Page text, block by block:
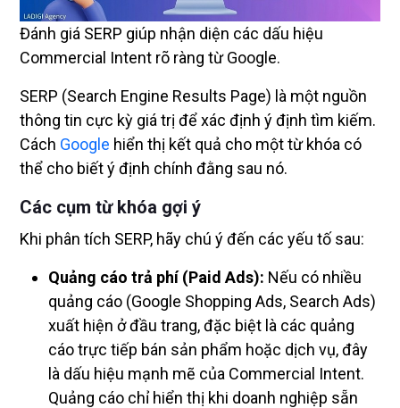
Đánh giá SERP giúp nhận diện các dấu hiệu
Commercial Intent rõ ràng từ Google.
SERP (Search Engine Results Page) là một nguồn
thông tin cực kỳ giá trị để xác định ý định tìm kiếm.
Cách Google hiển thị kết quả cho một từ khóa có
thể cho biết ý định chính đằng sau nó.
Các cụm từ khóa gợi ý
Khi phân tích SERP, hãy chú ý đến các yếu tố sau:
Quảng cáo trả phí (Paid Ads): Nếu có nhiều
quảng cáo (Google Shopping Ads, Search Ads)
xuất hiện ở đầu trang, đặc biệt là các quảng
cáo trực tiếp bán sản phẩm hoặc dịch vụ, đây
là dấu hiệu mạnh mẽ của Commercial Intent.
Quảng cáo chỉ hiển thị khi doanh nghiệp sẵn